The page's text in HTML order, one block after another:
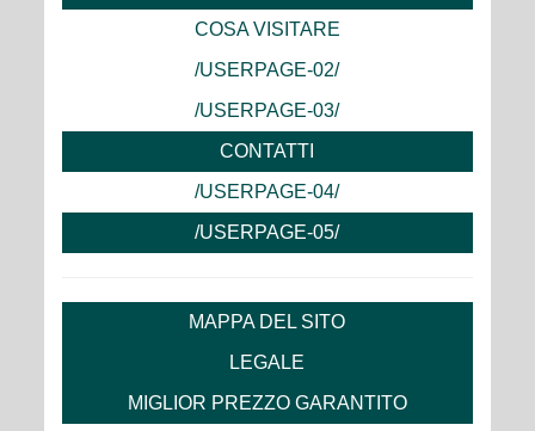
COSA VISITARE
/USERPAGE-02/
/USERPAGE-03/
CONTATTI
/USERPAGE-04/
/USERPAGE-05/
MAPPA DEL SITO
LEGALE
MIGLIOR PREZZO GARANTITO